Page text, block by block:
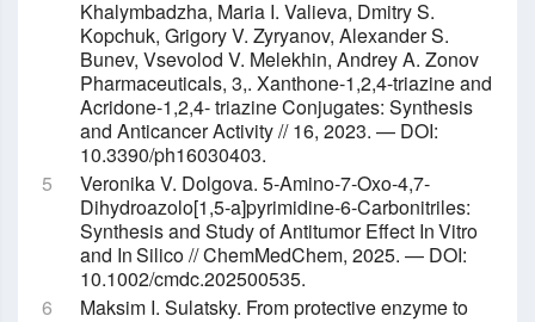
Khalymbadzha, Maria I. Valieva, Dmitry S.
Kopchuk, Grigory V. Zyryanov, Alexander S.
Bunev, Vsevolod V. Melekhin, Andrey A. Zonov
Pharmaceuticals, 3,. Xanthone-1,2,4-triazine and
Acridone-1,2,4- triazine Conjugates: Synthesis
and Anticancer Activity // 16, 2023. — DOI:
10.3390/ph16030403.
Veronika V. Dolgova. 5‐Amino‐7‐Oxo‐4,7‐
Dihydroazolo[1,5‐a]pyrimidine‐6‐Carbonitriles:
Synthesis and Study of Antitumor Effect In Vitro
and In Silico // ChemMedChem, 2025. — DOI:
10.1002/cmdc.202500535.
Maksim I. Sulatsky. From protective enzyme to